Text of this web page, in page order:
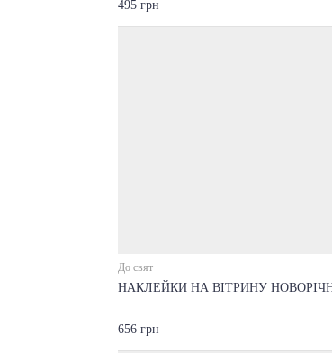
495 грн
До свят
НАКЛЕЙКИ НА ВІТРИНУ
656 грн